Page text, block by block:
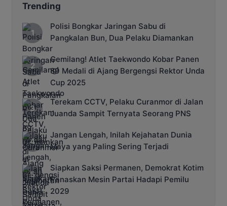
Trending
Polisi Bongkar Jaringan Sabu di
Pangkalan Bun, Dua Pelaku Diamankan
Gemilang! Atlet Taekwondo Kobar Panen
89 Medali di Ajang Bergengsi Rektor Unda
Cup 2025
Terekam CCTV, Pelaku Curanmor di Jalan
Juanda Sampit Ternyata Seorang PNS
Jangan Lengah, Inilah Kejahatan Dunia
Maya yang Paling Sering Terjadi
Siapkan Saksi Permanen, Demokrat Kotim
Panaskan Mesin Partai Hadapi Pemilu
2029